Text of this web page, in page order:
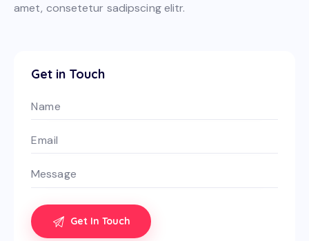
amet, consetetur sadipscing elitr.
Get in Touch